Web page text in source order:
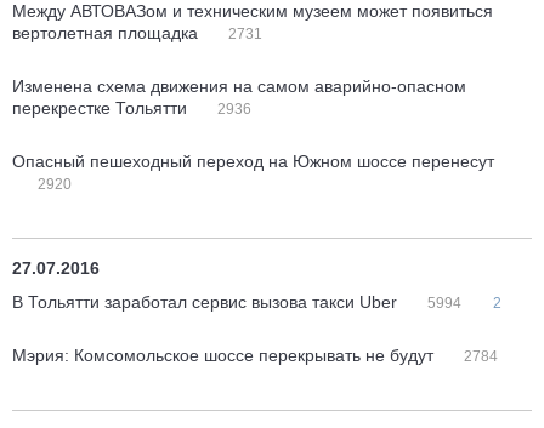
Между АВТОВАЗом и техническим музеем может появиться
вертолетная площадка
2731
Изменена схема движения на самом аварийно-опасном
перекрестке Тольятти
2936
Опасный пешеходный переход на Южном шоссе перенесут
2920
27.07.2016
В Тольятти заработал сервис вызова такси Uber
5994 2
Мэрия: Комсомольское шоссе перекрывать не будут 2784